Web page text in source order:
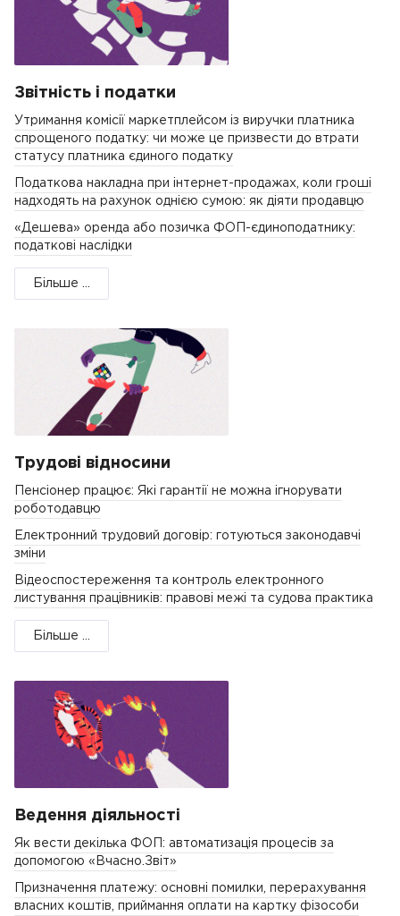
Звітність і податки
Утримання комісії маркетплейсом із виручки платника
спрощеного податку: чи може це призвести до втрати
статусу платника єдиного податку
Податкова накладна при інтернет-продажах, коли гроші
надходять на рахунок однією сумою: як діяти продавцю
«Дешева» оренда або позичка ФОП-єдиноподатнику:
податкові наслідки
Більше ...
Трудові відносини
Пенсіонер працює: Які гарантії не можна ігнорувати
роботодавцю
Електронний трудовий договір: готуються законодавчі
зміни
Відеоспостереження та контроль електронного
листування працівників: правові межі та судова практика
Більше ...
Ведення діяльності
Як вести декілька ФОП: автоматизація процесів за
допомогою «Вчасно.Звіт»
Призначення платежу: основні помилки, перерахування
власних коштів, приймання оплати на картку фізособи